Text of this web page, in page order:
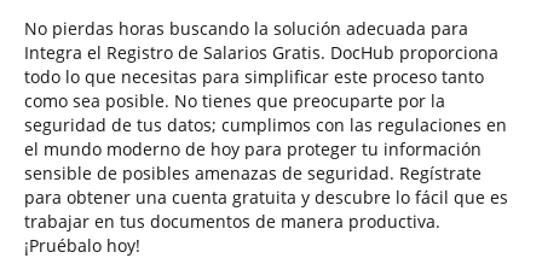
No pierdas horas buscando la solución adecuada para
Integra el Registro de Salarios Gratis. DocHub proporciona
todo lo que necesitas para simplificar este proceso tanto
como sea posible. No tienes que preocuparte por la
seguridad de tus datos; cumplimos con las regulaciones en
el mundo moderno de hoy para proteger tu información
sensible de posibles amenazas de seguridad. Regístrate
para obtener una cuenta gratuita y descubre lo fácil que es
trabajar en tus documentos de manera productiva.
¡Pruébalo hoy!